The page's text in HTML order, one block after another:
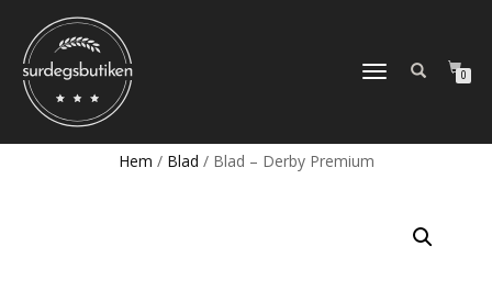
SLÅ
0
Hem / Blad / Blad – Derby Premium